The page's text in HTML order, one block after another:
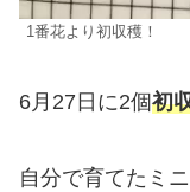
1番花より初収穫！
6月27日に2個初
自分で育てたミ